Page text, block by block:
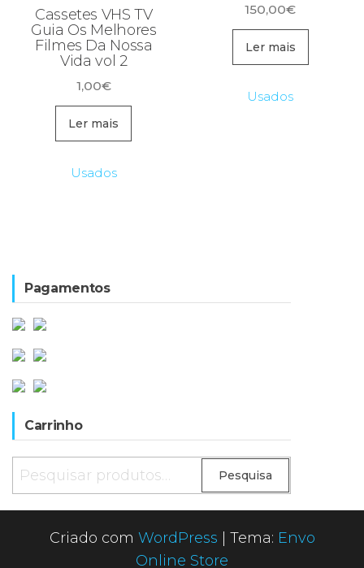
Cassetes VHS TV
Guia Os Melhores
Filmes Da Nossa
Vida vol 2
1,00€
Ler mais
Usados
150,00€
Ler mais
Usados
Pagamentos
Carrinho
Pesquisar
por:
Pesquisa
Criado com WordPress Tema: Envo
Online Store